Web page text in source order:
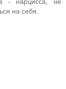
на себя.